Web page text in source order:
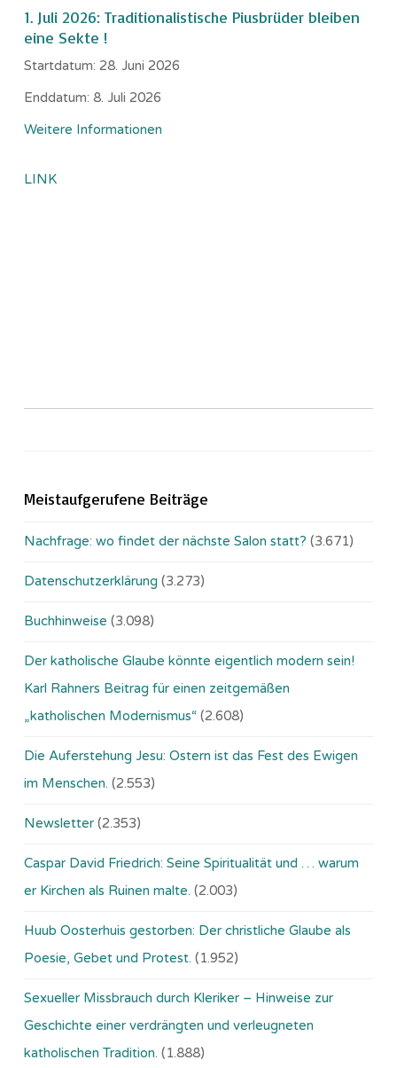
1. Juli 2026: Traditionalistische Piusbrüder bleiben
eine Sekte !
Startdatum: 28. Juni 2026
Enddatum: 8. Juli 2026
Weitere Informationen
LINK
Meistaufgerufene Beiträge
Nachfrage: wo findet der nächste Salon statt? (3.671)
Datenschutzerklärung (3.273)
Buchhinweise (3.098)
Der katholische Glaube könnte eigentlich modern sein!
Karl Rahners Beitrag für einen zeitgemäßen
„katholischen Modernismus“ (2.608)
Die Auferstehung Jesu: Ostern ist das Fest des Ewigen
im Menschen. (2.553)
Newsletter (2.353)
Caspar David Friedrich: Seine Spiritualität und … warum
er Kirchen als Ruinen malte. (2.003)
Huub Oosterhuis gestorben: Der christliche Glaube als
Poesie, Gebet und Protest. (1.952)
Sexueller Missbrauch durch Kleriker – Hinweise zur
Geschichte einer verdrängten und verleugneten
katholischen Tradition. (1.888)